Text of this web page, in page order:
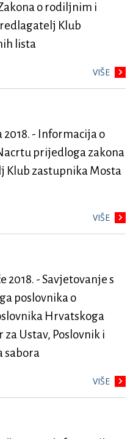
o rodiljnim i
Klub
lista
VIŠE
2018. - Informacija o
prijedloga zakona
Klub zastupnika Mosta
VIŠE
2018. - Savjetovanje s
poslovnika o
Hrvatskoga
Ustav, Poslovnik i
sabora
VIŠE